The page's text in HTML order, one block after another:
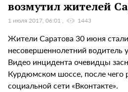
возмутил жителей
1 июля 2017, 06:01 1443
Жители Саратова 30 июня
несовершеннолетний водитель
Видео инцидента очевидцы
Курдюмском шоссе, после чего
социальной сети «Вконтакте».